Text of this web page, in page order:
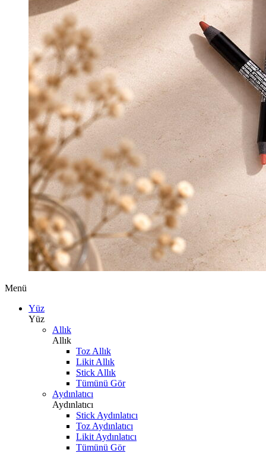
Menü
Yüz
Yüz
Allık
Allık
Toz Allık
Likit Allık
Stick Allık
Tümünü Gör
Aydınlatıcı
Aydınlatıcı
Stick Aydınlatıcı
Toz Aydınlatıcı
Likit Aydınlatıcı
Tümünü Gör